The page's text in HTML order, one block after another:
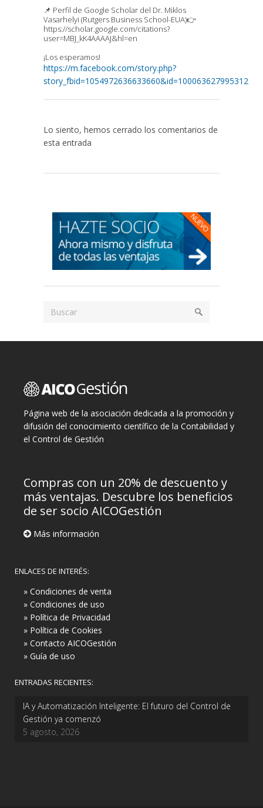
📌 Perfil de Google Scholar del Dr. Miklos
Vasarhelyi (Rutgers Business School-EUA)👉
https://scholar.google.com/citations?
user=MBJ_kK4AAAAJ&hl=en
¡Los esperamos!
https://m.facebook.com/story.php?
story_fbid=1054972636633660&id=100063627995312
Lo siento, hemos cerrado los comentarios de
esta entrada
Página web de la asociación dedicada a la promoción y
difusión del conocimiento científico de la Contabilidad y
el Control de Gestión
Compras con un 20% de descuento y
más ventajas. Descubre los beneficios
de ser socio AICOGestión
Más información
ENLACES DE INTERÉS:
» Condiciones de venta
» Condiciones de uso
» Política de Privacidad
» Política de Cookies
» Contacto AICOGestión
» Guía de uso
ENTRADAS RECIENTES:
IA y Automatización Inteligente: El futuro del Control de
Gestión ya comenzó
5 agosto, 2026